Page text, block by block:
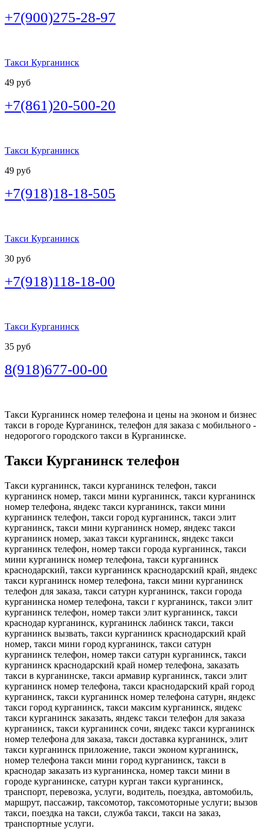
+7(900)275-28-97
Такси Курганинск
49 руб
+7(861)20-500-20
Такси Курганинск
49 руб
+7(918)18-18-505
Такси Курганинск
30 руб
+7(918)118-18-00
Такси Курганинск
35 руб
8(918)677-00-00
Такси Курганинск номер телефона и цены на эконом и бизнес
такси в городе Курганинск, телефон для заказа с мобильного -
недорогого городского такси в Курганинске.
Такси Курганинск телефон
Такси курганинск, такси курганинск телефон, такси
курганинск номер, такси мини курганинск, такси курганинск
номер телефона, яндекс такси курганинск, такси мини
курганинск телефон, такси город курганинск, такси элит
курганинск, такси мини курганинск номер, яндекс такси
курганинск номер, заказ такси курганинск, яндекс такси
курганинск телефон, номер такси города курганинск, такси
мини курганинск номер телефона, такси курганинск
краснодарский, такси курганинск краснодарский край, яндекс
такси курганинск номер телефона, такси мини курганинск
телефон для заказа, такси сатурн курганинск, такси города
курганинска номер телефона, такси г курганинск, такси элит
курганинск телефон, номер такси элит курганинск, такси
краснодар курганинск, курганинск лабинск такси, такси
курганинск вызвать, такси курганинск краснодарский край
номер, такси мини город курганинск, такси сатурн
курганинск телефон, номер такси сатурн курганинск, такси
курганинск краснодарский край номер телефона, заказать
такси в курганинске, такси армавир курганинск, такси элит
курганинск номер телефона, такси краснодарский край город
курганинск, такси курганинск номер телефона сатурн, яндекс
такси город курганинск, такси максим курганинск, яндекс
такси курганинск заказать, яндекс такси телефон для заказа
курганинск, такси курганинск сочи, яндекс такси курганинск
номер телефона для заказа, такси доставка курганинск, элит
такси курганинск приложение, такси эконом курганинск,
номер телефона такси мини город курганинск, такси в
краснодар заказать из курганинска, номер такси мини в
городе курганинске, сатурн курган такси курганинск,
транспорт, перевозка, услуги, водитель, поездка, автомобиль,
маршрут, пассажир, таксомотор, таксомоторные услуги; вызов
такси, поездка на такси, служба такси, такси на заказ,
транспортные услуги.